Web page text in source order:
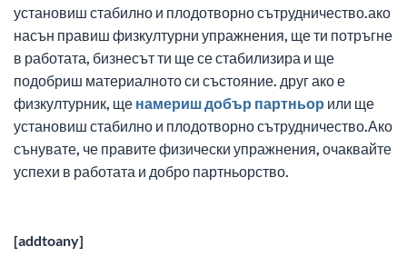
установиш стабилно и плодотворно сътрудничество.ако
насън правиш физкултурни упражнения, ще ти потръгне
в работата, бизнесът ти ще се стабилизира и ще
подобриш материалното си състояние. друг ако е
физкултурник, ще намеришдобър партньор или ще
установиш стабилно и плодотворно сътрудничество.Ако
сънувате, че правите физически упражнения, очаквайте
успехи в работата и добро партньорство.
[addtoany]